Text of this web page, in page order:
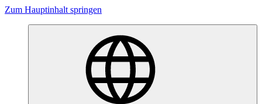
Zum Hauptinhalt springen